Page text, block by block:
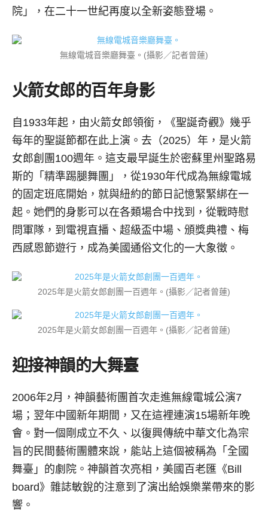
院」，在二十一世紀再度以全新姿態登場。
無線電城音樂廳舞臺。(攝影／記者曾蓮)
火箭女郎的百年身影
自1933年起，由火箭女郎領銜，《聖誕奇觀》幾乎
每年的聖誕節都在此上演。去（2025）年，是火箭
女郎創團100週年。這支最早誕生於密蘇里州聖路易
斯的「精準踢腿舞團」，從1930年代成為無線電城
的固定班底開始，就與紐約的節日記憶緊緊綁在一
起。她們的身影可以在各類場合中找到，從戰時慰
問軍隊，到電視直播、超級盃中場、頒獎典禮、梅
西感恩節遊行，成為美國通俗文化的一大象徵。
2025年是火箭女郎創團一百週年。(攝影／記者曾蓮)
2025年是火箭女郎創團一百週年。(攝影／記者曾蓮)
迎接神韻的大舞臺
2006年2月，神韻藝術團首次走進無線電城公演7
場；翌年中國新年期間，又在這裡連演15場新年晚
會。對一個剛成立不久、以復興傳統中華文化為宗
旨的民間藝術團體來說，能站上這個被稱為「全國
舞臺」的劇院。神韻首次亮相，美國百老匯《Bill
board》雜誌敏銳的注意到了演出給娛樂業帶來的影
響。